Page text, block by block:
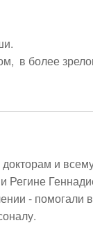
в более
и
Регине
- помогали